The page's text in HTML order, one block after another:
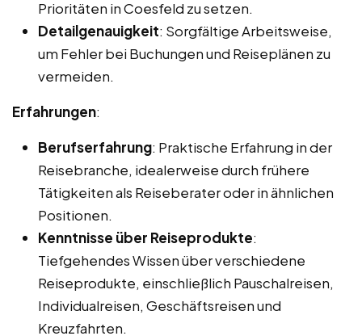
Prioritäten in Coesfeld zu setzen.
Detailgenauigkeit: Sorgfältige Arbeitsweise,
um Fehler bei Buchungen und Reiseplänen zu
vermeiden.
Erfahrungen:
Berufserfahrung: Praktische Erfahrung in der
Reisebranche, idealerweise durch frühere
Tätigkeiten als Reiseberater oder in ähnlichen
Positionen.
Kenntnisse über Reiseprodukte:
Tiefgehendes Wissen über verschiedene
Reiseprodukte, einschließlich Pauschalreisen,
Individualreisen, Geschäftsreisen und
Kreuzfahrten.